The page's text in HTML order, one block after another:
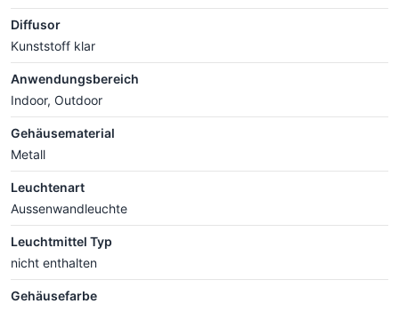
Diffusor
Kunststoff klar
Anwendungsbereich
Indoor, Outdoor
Gehäusematerial
Metall
Leuchtenart
Aussenwandleuchte
Leuchtmittel Typ
nicht enthalten
Gehäusefarbe